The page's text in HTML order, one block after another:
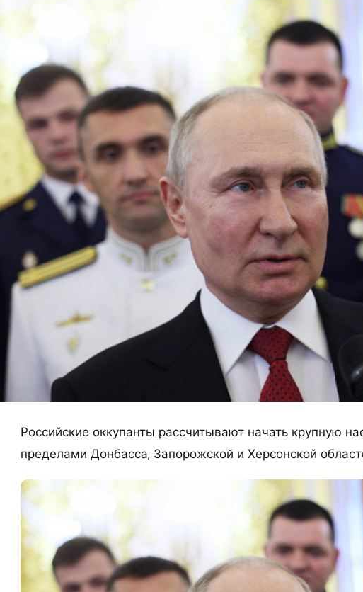
Российские оккупанты рассчитывают начать крупную
пределами Донбасса, Запорожской и Херсонской